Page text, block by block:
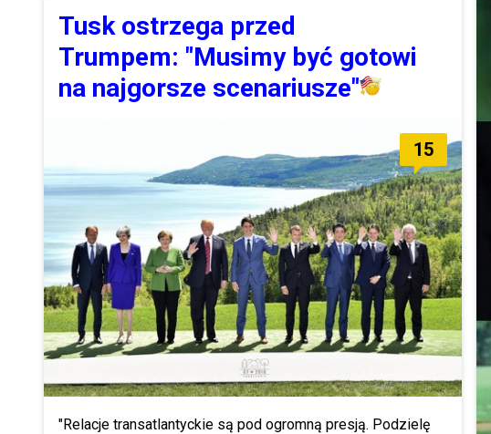
Tusk ostrzega przed
Trumpem: "Musimy być gotowi
na najgorsze scenariusze"
15
"Relacje transatlantyckie są pod ogromną presją. Podzielę